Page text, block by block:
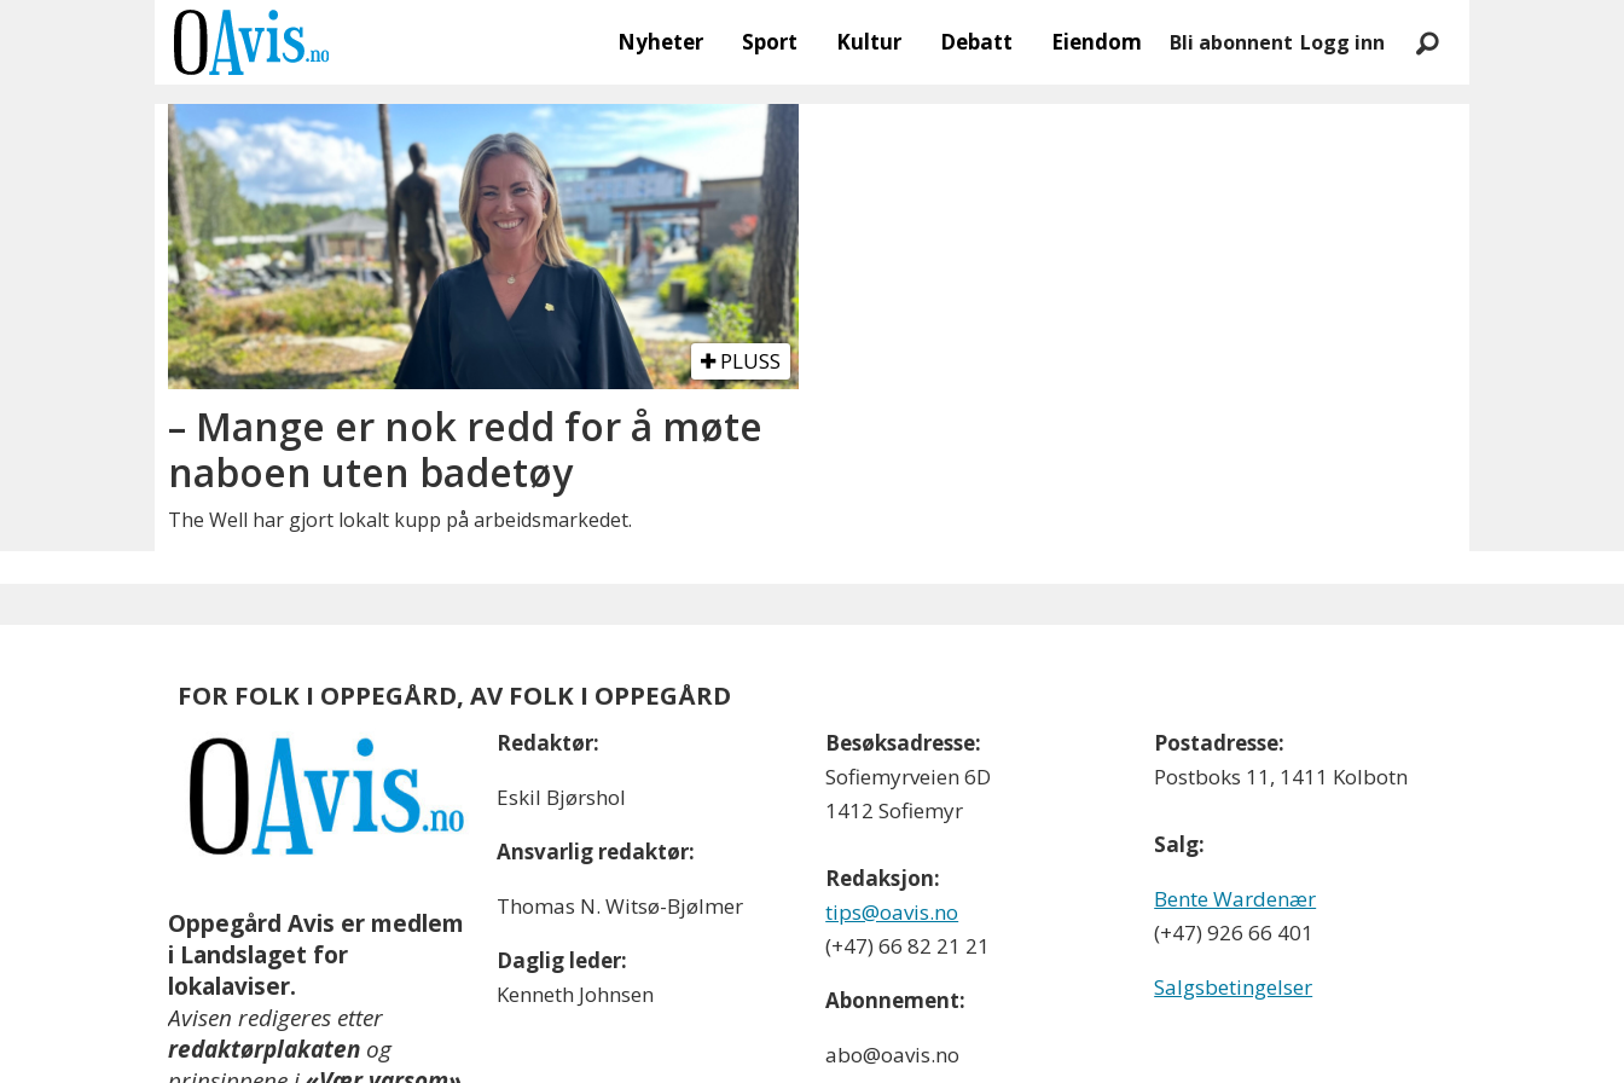
Nyheter Sport Kultur Debatt Eiendom Bli abonnent Logg inn
nærings
PLUSS
– Mange er nok redd for å møte
naboen uten badetøy
The Well har gjort lokalt kupp på arbeidsmarkedet.
FOR FOLK I OPPEGÅRD, AV FOLK I OPPEGÅRD
Oppegård Avis er medlem
i Landslaget for
lokalaviser.
Avisen redigeres etter
redaktørplakaten og
Redaktør:
Eskil Bjørshol
Ansvarlig redaktør:
Thomas N. Witsø-Bjølmer
Daglig leder:
Kenneth Johnsen
Besøksadresse:
Sofiemyrveien 6D
1412 Sofiemyr
Redaksjon:
tips@oavis.no
(+47) 66 82 21 21
Abonnement:
abo@oavis.no
Postadresse:
Postboks 11, 1411 Kolbotn
Salg:
Bente Wardenær
(+47) 926 66 401
Salgsbetingelser